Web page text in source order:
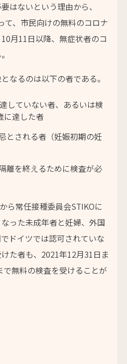
はないという理由から、
て、市民向けの無料のコロナ
月11日以降、無症状者のコ
なるのは以下の者である。
していない者、あるいは検
に達した者
とされる者（妊娠初期の妊
離を終えるために検査が必
ら常任接種委員会STIKOに
った未成年者と妊婦、外国
ドイツでは認可されていな
た者も、2021年12月31日ま
無料の検査を受けることが